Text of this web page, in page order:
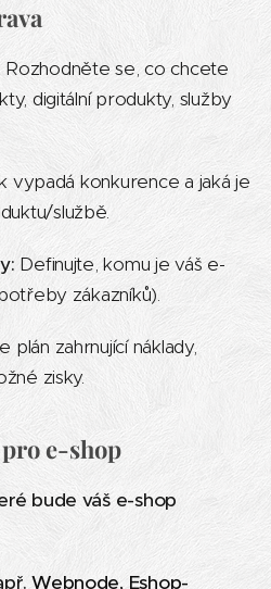
Rozhodněte se, co chcete
digitální produkty, služby
vypadá konkurence a jaká je
službě.
Definujte, komu je váš e-
zákazníků).
plán zahrnující náklady,
zisky.
e-shop
bude váš e-shop
Webnode, Eshop-